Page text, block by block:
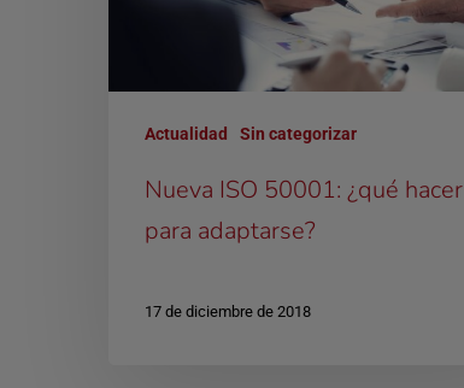
Actualidad Sin categorizar
Nueva ISO 50001: ¿qué hacer
para adaptarse?
17 de diciembre de 2018